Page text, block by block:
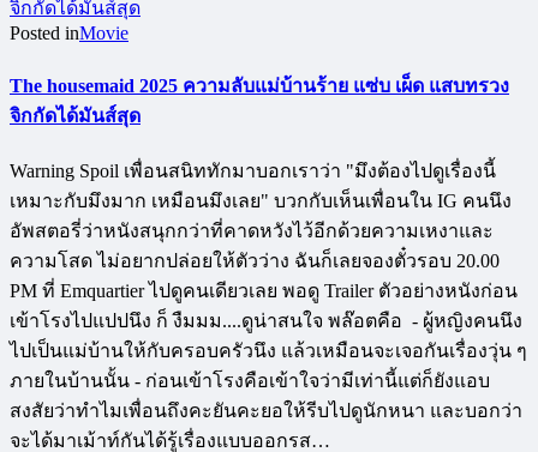
Posted inMovie
The housemaid 2025 ความลับแม่บ้านร้าย แซ่บ เผ็ด แสบทรวง
จิกกัดได้มันส์สุด
Warning Spoil เพื่อนสนิททักมาบอกเราว่า "มึงต้องไปดูเรื่องนี้
เหมาะกับมึงมาก เหมือนมึงเลย" บวกกับเห็นเพื่อนใน IG คนนึง
อัพสตอรี่ว่าหนังสนุกกว่าที่คาดหวังไว้อีกด้วยความเหงาและ
ความโสด ไม่อยากปล่อยให้ตัวว่าง ฉันก็เลยจองตั๋วรอบ 20.00
PM ที่ Emquartier ไปดูคนเดียวเลย พอดู Trailer ตัวอย่างหนังก่อน
เข้าโรงไปแปปนึง ก็ งืมมม....ดูน่าสนใจ พล๊อตคือ - ผู้หญิงคนนึง
ไปเป็นแม่บ้านให้กับครอบครัวนึง แล้วเหมือนจะเจอกันเรื่องวุ่น ๆ
ภายในบ้านนั้น - ก่อนเข้าโรงคือเข้าใจว่ามีเท่านี้แต่ก็ยังแอบ
สงสัยว่าทำไมเพื่อนถึงคะยันคะยอให้รีบไปดูนักหนา และบอกว่า
จะได้มาเม้าท์กันได้รู้เรื่องแบบออกรส…